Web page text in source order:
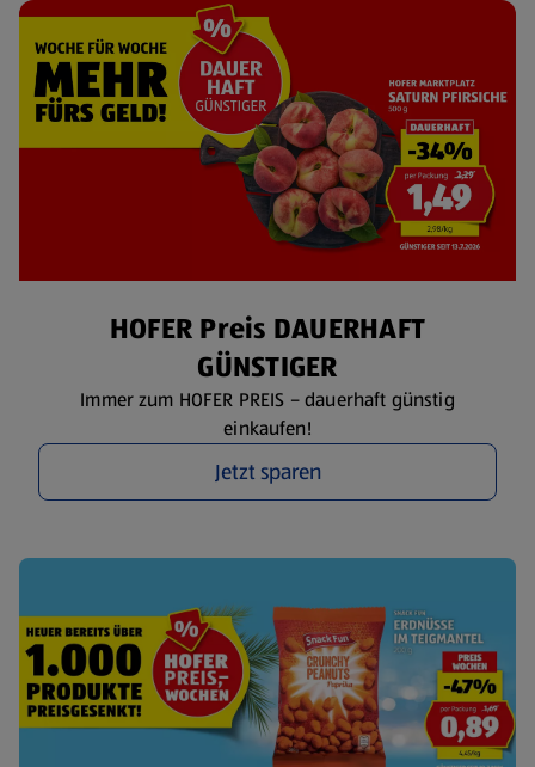
HOFER Preis DAUERHAFT
GÜNSTIGER
Immer zum HOFER PREIS – dauerhaft günstig
einkaufen!
Jetzt sparen